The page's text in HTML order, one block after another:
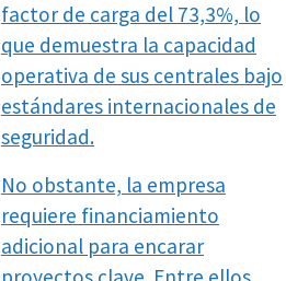
factor de carga del 73,3%, lo
que demuestra la capacidad
operativa de sus centrales bajo
estándares internacionales de
seguridad.
No obstante, la empresa
requiere financiamiento
adicional para encarar